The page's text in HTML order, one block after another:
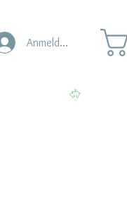
Anmelden